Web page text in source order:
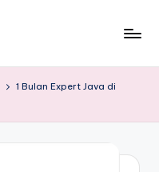
1 Bulan Expert Java di